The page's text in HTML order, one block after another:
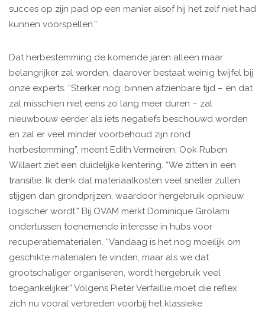
succes op zijn pad op een manier alsof hij het zelf niet had
kunnen voorspellen.”
Dat herbestemming de komende jaren alleen maar
belangrijker zal worden, daarover bestaat weinig twijfel bij
onze experts. “Sterker nog: binnen afzienbare tijd – en dat
zal misschien niet eens zo lang meer duren – zal
nieuwbouw eerder als iets negatiefs beschouwd worden
en zal er veel minder voorbehoud zijn rond
herbestemming”, meent Edith Vermeiren. Ook Ruben
Willaert ziet een duidelijke kentering. “We zitten in een
transitie. Ik denk dat materiaalkosten veel sneller zullen
stijgen dan grondprijzen, waardoor hergebruik opnieuw
logischer wordt.” Bij OVAM merkt Dominique Girolami
ondertussen toenemende interesse in hubs voor
recuperatiematerialen. “Vandaag is het nog moeilijk om
geschikte materialen te vinden, maar als we dat
grootschaliger organiseren, wordt hergebruik veel
toegankelijker.” Volgens Pieter Verfaillie moet die reflex
zich nu vooral verbreden voorbij het klassieke